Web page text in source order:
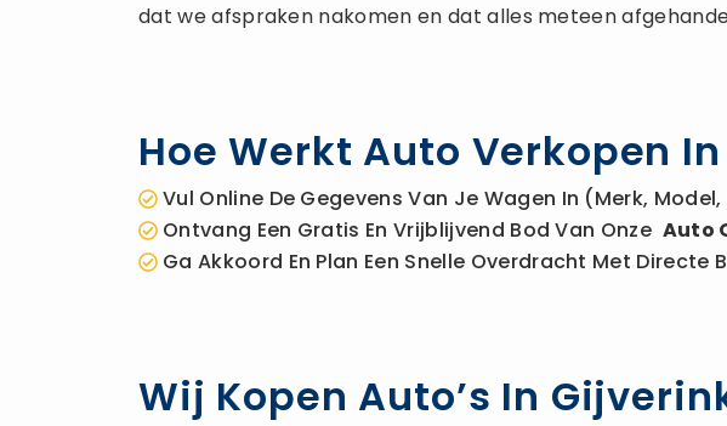
dat we afspraken nakomen en dat alles meteen
Hoe Werkt Auto Verkopen
Vul Online De Gegevens Van Je Wagen In (merk,
Ontvang Een Gratis En Vrijblijvend Bod Van Onze Auto
Ga Akkoord En Plan Een Snelle Overdracht Met Directe
Wij Kopen Auto’s In